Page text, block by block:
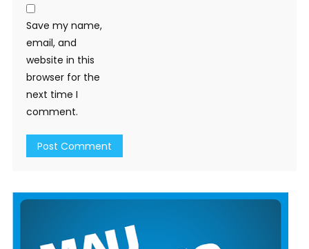
Save my name,
email, and
website in this
browser for the
next time I
comment.